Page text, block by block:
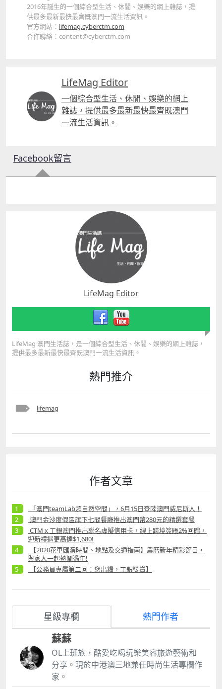
2016年誕生的一個綜合型生活、休閒、娛樂的網上雜誌，提
供最多最新最快最齊既澳門一流生活資訊。
官方網站： lifemag.cyberctm.com
合作聯絡：content@cyberctm.com
LifeMag Editor
一個綜合型生活、休閒、娛樂的網上
雜誌，提供最多最新最快最齊既澳門
一流生活資訊。
Facebook留言
LifeMag Editor
LifeMag 澳門生活誌，是一個綜合型生活、休閒、娛樂的網上雜誌，
提供最多最新最快最齊既澳門一流生活資訊。
熱門推介
lifemag
作者文章
「澳門teamLab超自然空間」，6月15日登陸澳門威尼斯人！
澳門金沙度假區旗下七間餐廳推出澳門幣280元的精選套餐
CTM x 工銀澳門推出聯名虛擬信用卡，線上跨境簽賬2%回贈，
迎新禮遇更高達$1,680!
【2020花車匯演時間、地點及交通指南】農曆新年精彩節目，
與家人一起熱鬧過年!
【公務員專屬第二回：您出糧，工銀獎賞】
星級專欄 熱門作者
蘇蘇
OL上班族，酷愛吃喝玩樂美容旅遊藝術和
分享。現於中港澳三地兼任時尚生活專欄作
家。